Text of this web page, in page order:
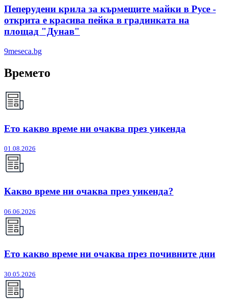
Пеперудени крила за кърмещите майки в Русе -
открита е красива пейка в градинката на
площад "Дунав"
9meseca.bg
Времето
Ето какво време ни очаква през уикенда
01.08.2026
Какво време ни очаква през уикенда?
06.06.2026
Ето какво време ни очаква през почивните дни
30.05.2026